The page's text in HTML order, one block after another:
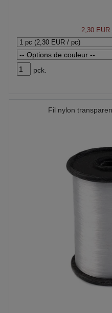
2,30 EUR
pck.
Fil nylon